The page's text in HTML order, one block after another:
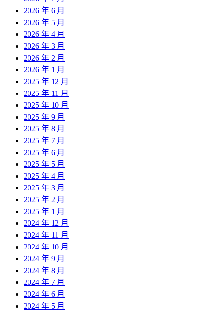
2026 年 6 月
2026 年 5 月
2026 年 4 月
2026 年 3 月
2026 年 2 月
2026 年 1 月
2025 年 12 月
2025 年 11 月
2025 年 10 月
2025 年 9 月
2025 年 8 月
2025 年 7 月
2025 年 6 月
2025 年 5 月
2025 年 4 月
2025 年 3 月
2025 年 2 月
2025 年 1 月
2024 年 12 月
2024 年 11 月
2024 年 10 月
2024 年 9 月
2024 年 8 月
2024 年 7 月
2024 年 6 月
2024 年 5 月